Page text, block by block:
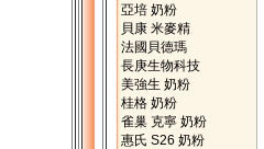
亞培 奶粉
貝康 米麥精
法國貝德瑪
長庚生物科技
美強生 奶粉
桂格 奶粉
雀巢 克寧 奶粉
惠氏 S26 奶粉